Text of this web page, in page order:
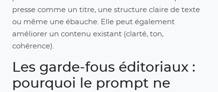
presse comme un titre, une structure claire de texte
ou même une ébauche. Elle peut également
améliorer un contenu existant (clarté, ton,
cohérence).
Les garde-fous éditoriaux :
pourquoi le prompt ne